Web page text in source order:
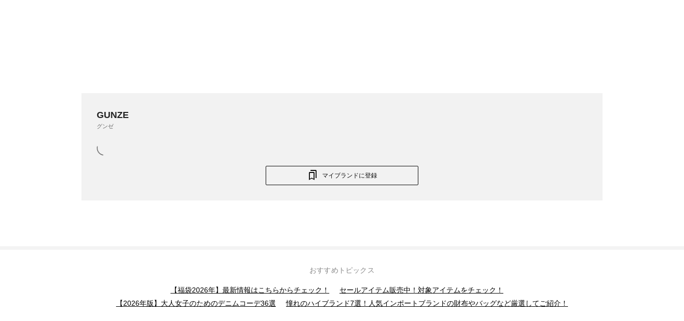
GUNZE
グンゼ
マイブランドに登録
おすすめトピックス
【福袋2026年】最新情報はこちらからチェック！
セールアイテム販売中！対象アイテムをチェック！
【2026年版】大人女子のためのデニムコーデ36選
憧れのハイブランド7選！人気インポートブランドの財布やバッグなど厳選してご紹介！